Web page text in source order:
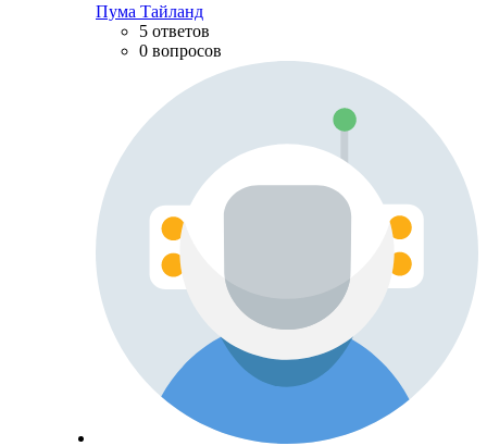
Пума Тайланд
5 ответов
0 вопросов